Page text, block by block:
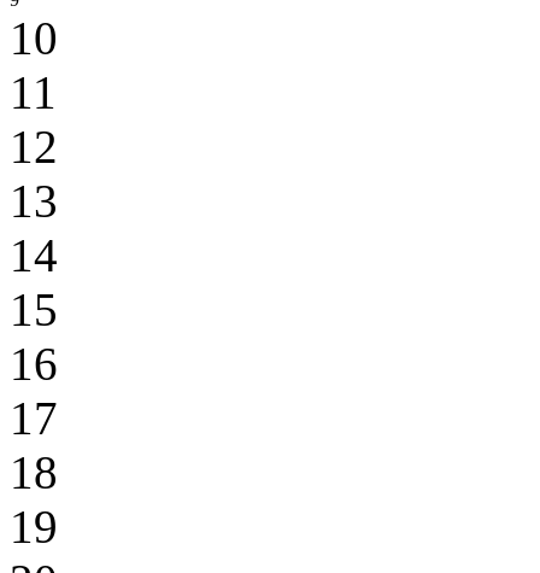
10
11
12
13
14
15
16
17
18
19